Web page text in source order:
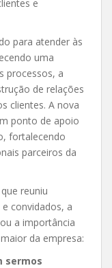
e
para atender às
uma
processos, a
de relações
clientes. A nova
ponto de apoio
fortalecendo
parceiros da
reuniu
convidados, a
a importância
da empresa:
sermos